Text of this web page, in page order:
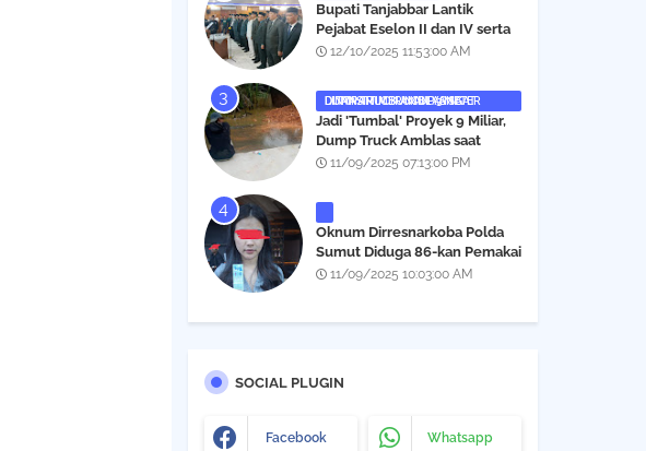
‎Bupati Tanjabbar Lantik
Pejabat Eselon II dan IV serta
Fungsional, Berikut Nama dan
12/10/2025 11:53:00 AM
DUMP TRUCK AMBLAS SAAT LINTASI TIMBUNAN YANG DITANAMI CERUCUP 3 METER
‎Jadi 'Tumbal' Proyek 9 Miliar,
Dump Truck Amblas saat
Lintasi Timbunan yang
11/09/2025 07:13:00 PM
Oknum Dirresnarkoba Polda
Sumut Diduga 86-kan Pemakai
Narkoba Yang Didapatkan Saat
11/09/2025 10:03:00 AM
SOCIAL PLUGIN
Facebook Whatsapp